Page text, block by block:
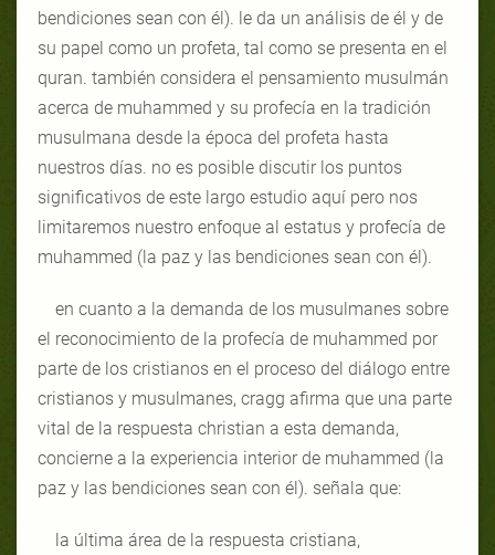
bendiciones sean con él). le da un análisis de él y de
su papel como un profeta, tal como se presenta en el
quran. también considera el pensamiento musulmán
acerca de muhammed y su profecía en la tradición
musulmana desde la época del profeta hasta
nuestros días. no es posible discutir los puntos
significativos de este largo estudio aquí pero nos
limitaremos nuestro enfoque al estatus y profecía de
muhammed (la paz y las bendiciones sean con él).
en cuanto a la demanda de los musulmanes sobre
el reconocimiento de la profecía de muhammed por
parte de los cristianos en el proceso del diálogo entre
cristianos y musulmanes, cragg afirma que una parte
vital de la respuesta christian a esta demanda,
concierne a la experiencia interior de muhammed (la
paz y las bendiciones sean con él). señala que:
la última área de la respuesta cristiana,